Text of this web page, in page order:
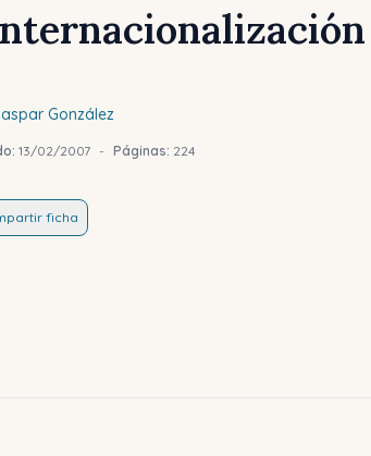
González
13/02/2007 - Páginas: 224
ficha